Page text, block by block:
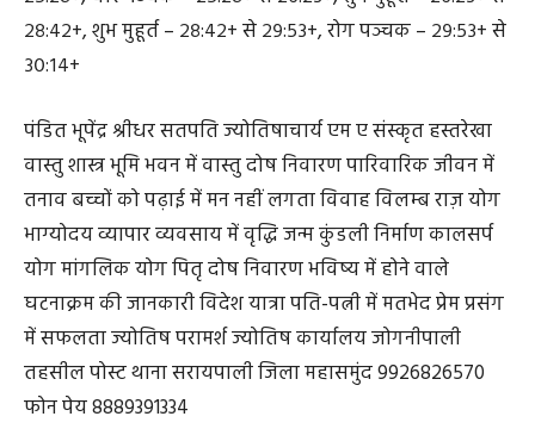
२८:४२+, शुभ मुहूर्त – २८:४२+ से २९:५३+, रोग पञ्चक – २९:५३+ से
३०:१४+
पंडित भूपेंद्र श्रीधर सतपति ज्योतिषाचार्य एम ए संस्कृत हस्तरेखा
वास्तु शास्त्र भूमि भवन में वास्तु दोष निवारण पारिवारिक जीवन में
तनाव बच्चों को पढ़ाई में मन नहीं लगता विवाह विलम्ब राज़ योग
भाग्योदय व्यापार व्यवसाय में वृद्धि जन्म कुंडली निर्माण कालसर्प
योग मांगलिक योग पितृ दोष निवारण भविष्य में होने वाले
घटनाक्रम की जानकारी विदेश यात्रा पति-पत्नी में मतभेद प्रेम प्रसंग
में सफलता ज्योतिष परामर्श ज्योतिष कार्यालय जोगनीपाली
तहसील पोस्ट थाना सरायपाली जिला महासमुंद 9926826570
फोन पेय 8889391334